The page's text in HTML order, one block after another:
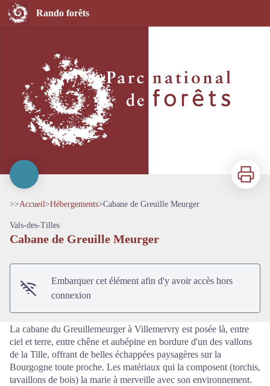
Rando forêts
Cabane de Greuille Meurger
Imprimer
>>Accueil>Hébergements>Cabane de Greuille Meurger
Vals-des-Tilles
Cabane de Greuille Meurger
Embarquer cet élément afin d'y avoir accès hors
connexion
La cabane du Greuillemeurger à Villemervry est posée là, entre
ciel et terre, entre chêne et aubépine en bordure d'un des vallons
de la Tille, offrant de belles échappées paysagères sur la
Bourgogne toute proche. Les matériaux qui la composent (torchis,
tavaillons de bois) la marie à merveille avec son environnement.